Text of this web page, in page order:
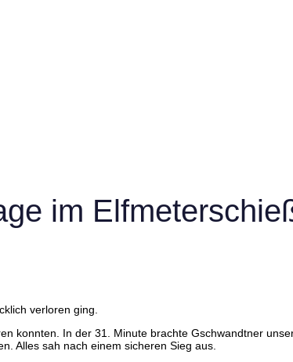
im
verloren ging.
konnten. In der 31. Minute brachte Gschwandtner
Alles sah nach einem sicheren Sieg aus.